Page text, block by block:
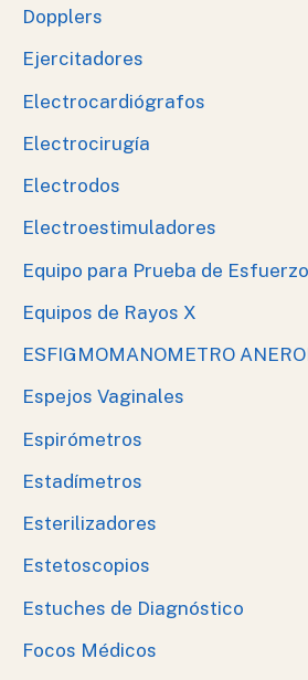
Dopplers
Ejercitadores
Electrocardiógrafos
Electrocirugía
Electrodos
Electroestimuladores
Equipo para Prueba de Esfuerzo
Equipos de Rayos X
ESFIGMOMANOMETRO
Espejos Vaginales
Espirómetros
Estadímetros
Esterilizadores
Estetoscopios
Estuches de Diagnóstico
Focos Médicos